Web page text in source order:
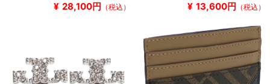
¥ 28,100円 （税込） ¥ 13,600円 （税込）